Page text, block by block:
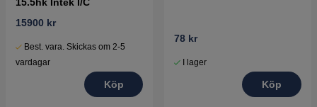
15900 kr
Best. vara. Skickas om 2-5
vardagar
Köp
78 kr
I lager
Köp